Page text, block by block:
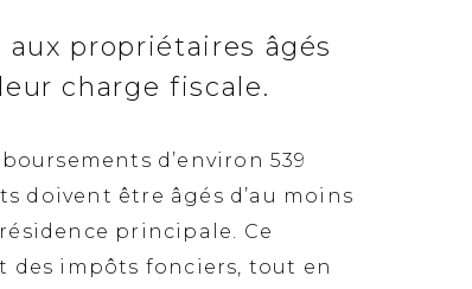
propriétaires âgés
charge fiscale.
d’environ 539
doivent être âgés d’au moins
principale. Ce
des impôts fonciers, tout en